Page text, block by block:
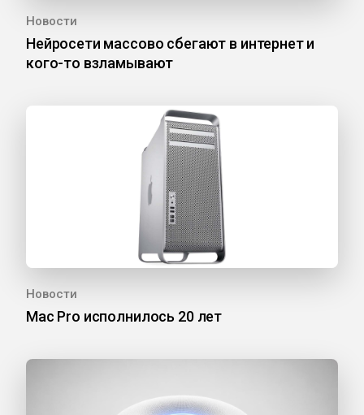
Новости
Нейросети массово сбегают в интернет и
кого-то взламывают
Новости
Mac Pro исполнилось 20 лет